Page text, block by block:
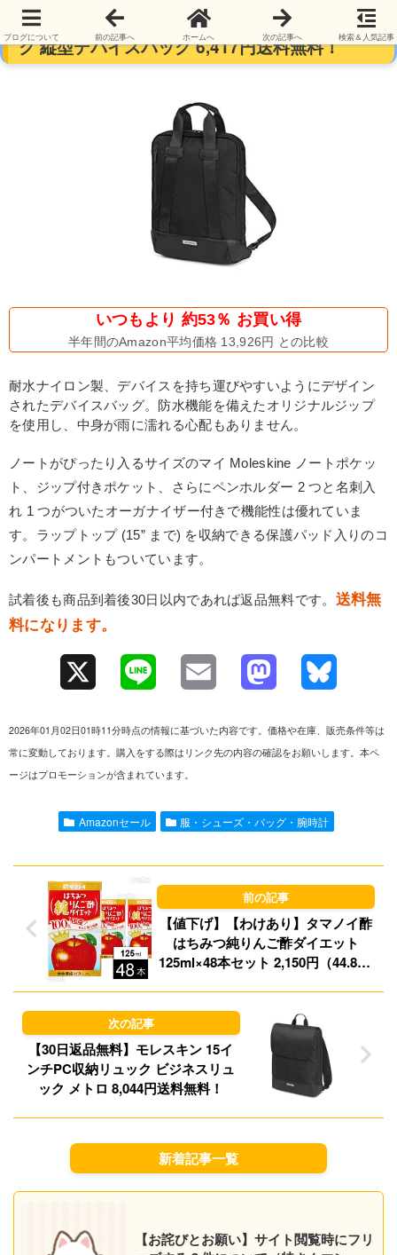
【30日返品無料】モレスキン 15インチリュッ
ク 縦型デバイスバッグ 6,417円送料無料！
いつもより 約53％ お買い得
半年間のAmazon平均価格 13,926円 との比較
耐水ナイロン製、デバイスを持ち運びやすいようにデザイン
されたデバイスバッグ。防水機能を備えたオリジナルジップ
を使用し、中身が雨に濡れる心配もありません。
ノートがぴったり入るサイズのマイ Moleskine ノートポケッ
ト、ジップ付きポケット、さらにペンホルダー 2 つと名刺入
れ 1 つがついたオーガナイザー付きで機能性は優れていま
す。ラップトップ (15” まで) を収納できる保護パッド入りのコ
ンパートメントもついています。
試着後も商品到着後30日以内であれば返品無料です。 送料無
料になります。
e
l o
o
n
y
2026年01月02日01時11分時点の情報に基づいた内容です。価格や在庫、販売条件等は
常に変動しております。購入をする際はリンク先の内容の確認をお願いします。本ペ
ージはプロモーションが含まれています。
Amazonセール 服・シューズ・バッグ・腕時計
【値下げ】【わけあり】タマノイ酢
はちみつ純りんご酢ダイエット
125ml×48本セット 2,150円（44.8円/
【30日返品無料】モレスキン 15イ
ンチPC収納リュック ビジネスリュ
ック メトロ 8,044円送料無料！
新着記事一覧
【お詫びとお願い】サイト閲覧時にフリ
ブログについて 前の記事へ ホームへ 次の記事へ 検索＆人気記事